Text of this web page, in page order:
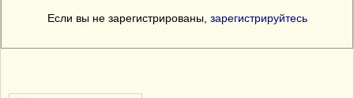
Если вы не зарегистрированы, зарегистрируйтесь